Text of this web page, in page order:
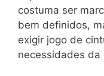
costuma ser
bem definidos,
exigir jogo de
necessidades da